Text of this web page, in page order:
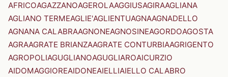
AFRICOAGAZZANOAGEROLAAGGIUSAGIRAAGLIANA
AGLIANO TERMEAGLIE'AGLIENTUAGNAAGNADELLO
AGNANA CALABRAAGNONEAGNOSINEAGORDOAGOSTA
AGRAAGRATE BRIANZAAGRATE CONTURBIAAGRIGENTO
AGROPOLIAGUGLIANOAGUGLIAROAICURZIO
AIDOMAGGIOREAIDONEAIELLIAIELLO CALABRO